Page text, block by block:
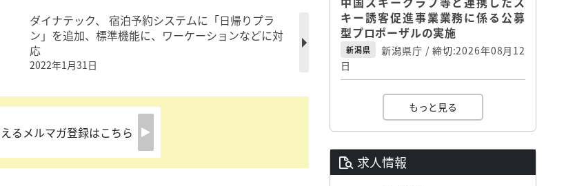
ダイナテック、 宿泊予約システムに「日帰りプラ
ン」を追加、標準機能に、ワーケーションなどに対
応
2022年1月31日
るメルマガ登録はこちら
キー誘客促進事業業務に係る公募
型プロポーザルの実施
新潟県
新潟県庁 / 締切:2026年08月12
日
もっと見る
求人情報